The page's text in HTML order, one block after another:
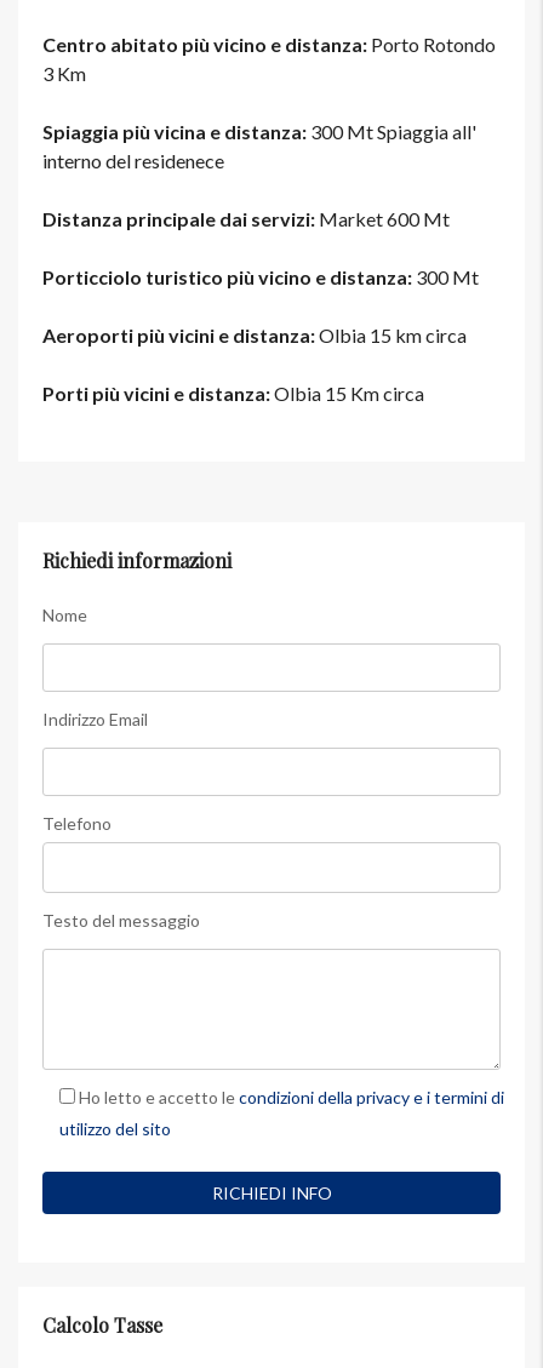
Centro abitato più vicino e distanza: Porto Rotondo
3 Km
Spiaggia più vicina e distanza: 300 Mt Spiaggia all'
interno del residenece
Distanza principale dai servizi: Market 600 Mt
Porticciolo turistico più vicino e distanza: 300 Mt
Aeroporti più vicini e distanza:Olbia 15 km circa
Porti più vicini e distanza:Olbia 15 Km circa
Richiedi informazioni
Nome
Indirizzo Email
Telefono
Testo del messaggio
Ho letto e accetto lecondizioni della privacy e i termini di
utilizzo del sito
Calcolo Tasse